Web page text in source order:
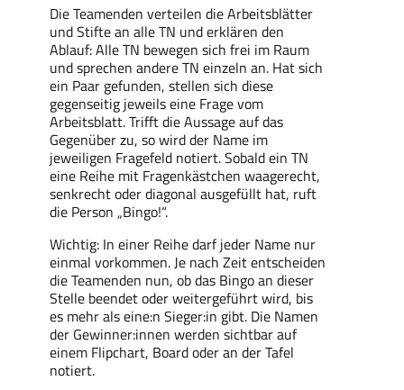
Die Teamenden verteilen die Arbeitsblätter
und Stifte an alle TN und erklären den
Ablauf: Alle TN bewegen sich frei im Raum
und sprechen andere TN einzeln an. Hat sich
ein Paar gefunden, stellen sich diese
gegenseitig jeweils eine Frage vom
Arbeitsblatt. Trifft die Aussage auf das
Gegenüber zu, so wird der Name im
jeweiligen Fragefeld notiert. Sobald ein TN
eine Reihe mit Fragenkästchen waagerecht,
senkrecht oder diagonal ausgefüllt hat, ruft
die Person „Bingo!“.
Wichtig: In einer Reihe darf jeder Name nur
einmal vorkommen. Je nach Zeit entscheiden
die Teamenden nun, ob das Bingo an dieser
Stelle beendet oder weitergeführt wird, bis
es mehr als eine:n Sieger:in gibt. Die Namen
der Gewinner:innen werden sichtbar auf
einem Flipchart, Board oder an der Tafel
notiert.